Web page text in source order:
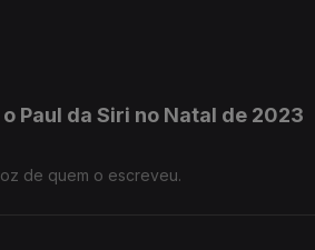
Paul da Siri no Natal de 2023
de quem o escreveu.